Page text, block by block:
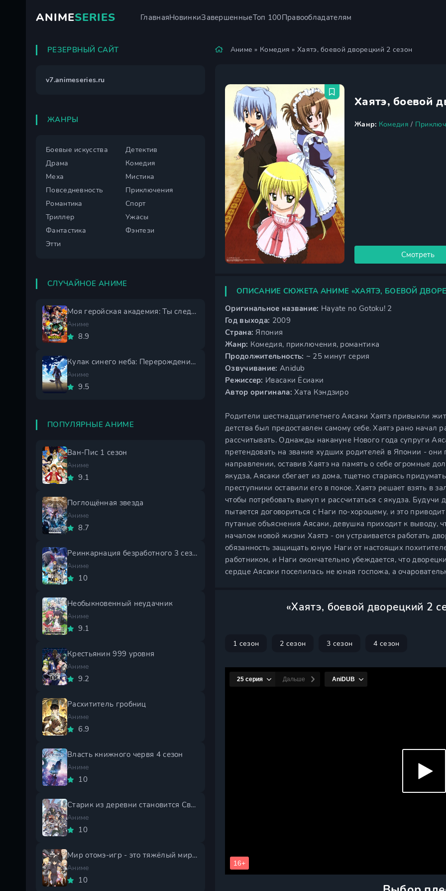
ANIMESERIES ГлавнаяНовинкиЗавершенныеТоп 100Правообладателям
Аниме » Комедия » Хаятэ, боевой дворецкий 2 сезон
Хаятэ, боевой
Жанр: Комедия /
Смотреть
ОПИСАНИЕ СЮЖЕТА АНИМЕ «ХАЯТЭ, БОЕВОЙ
Оригинальное название: Hayate no Gotoku! 2
Год выхода: 2009
Страна: Япония
Жанр: Комедия, приключения, романтика
Продолжительность: ~ 25 минут серия
Озвучивание: Anidub
Режиссер: Ивасаки Ёсиаки
Автор оригинала: Хата Кэндзиро
Родители шестнадцатилетнего Аясаки Хаятэ привыкли
детства был предоставлен самому себе. Хаятэ рано начал
рассчитывать. Однажды накануне Нового года супруги
претендовать на звание худших родителей в Японии -
направлении, оставив Хаятэ на память о себе огромные
якудза, Аясаки сбегает из дома, тщетно стараясь
преступники оставили его в покое. Хаятэ решает взять в
чтобы потребовать выкуп и рассчитаться с якудза.
пытается договориться с Наги по-хорошему, и это
путаные объяснения Аясаки, девушка приходит к выводу,
началом новой жизни Хаятэ - он устраивается работать
обязанность защищать юную Наги от настоящих
работником, и Наги окончательно убеждается, что
сердце Аясаки поселилась не юная госпожа, а
«Хаятэ, боевой дворецкий 2
1 сезон 2 сезон 3 сезон 4 сезон
РЕЗЕРВНЫЙ САЙТ
v7.animeseries.ru
ЖАНРЫ
Боевые искусства
Детектив
Драма
Комедия
Меха
Мистика
Повседневность
Приключения
Романтика
Спорт
Триллер
Ужасы
Фантастика
Фэнтези
Этти
СЛУЧАЙНОЕ АНИМЕ
Моя геройская академия: Ты следующий
Аниме
8.9
Кулак синего неба: Перерождение 2 сезон
Аниме
9.5
ПОПУЛЯРНЫЕ АНИМЕ
Ван-Пис 1 сезон
Аниме
9.1
Поглощённая звезда
Аниме
8.7
Реинкарнация безработного 3 сезон
Аниме
10
Необыкновенный неудачник
Аниме
9.1
Крестьянин 999 уровня
Аниме
9.2
Расхититель гробниц
Аниме
6.9
Власть книжного червя 4 сезон
Аниме
10
Старик из деревни становится Святым мечом 2 сезон
Аниме
10
Мир отомэ-игр - это тяжёлый мир для мобов 2 сезон
Аниме
10